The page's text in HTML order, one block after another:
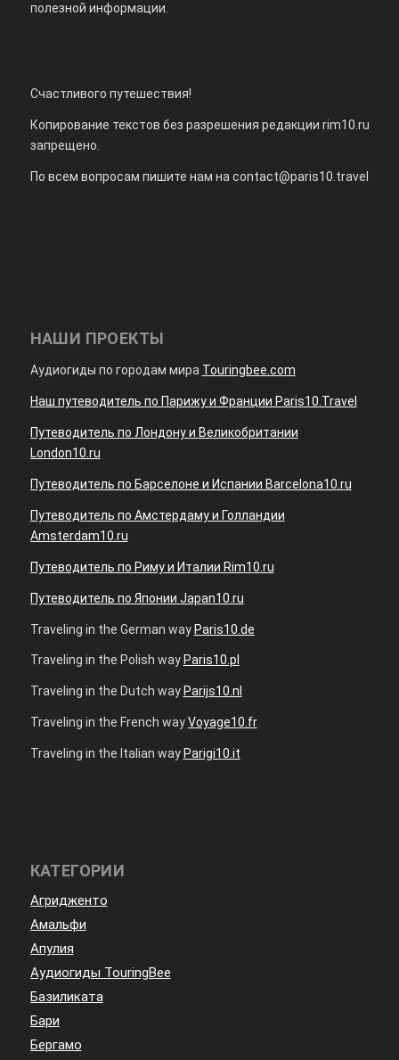
полезной информации.
Счастливого путешествия!
Копирование текстов без разрешения редакции rim10.ru
запрещено.
По всем вопросам пишите нам на contact@paris10.travel
НАШИ ПРОЕКТЫ
Аудиогиды по городам мира Touringbee.com
Наш путеводитель по Парижу и Франции Paris10.Travel
Путеводитель по Лондону и Великобритании
London10.ru
Путеводитель по Барселоне и Испании Barcelona10.ru
Путеводитель по Амстердаму и Голландии
Amsterdam10.ru
Путеводитель по Риму и Италии Rim10.ru
Путеводитель по Японии Japan10.ru
Traveling in the German wayParis10.de
Traveling in the Polish way Paris10.pl
Traveling in the Dutch way Parijs10.nl
Traveling in the French wayVoyage10.fr
Traveling in the Italian way Parigi10.it
КАТЕГОРИИ
Агридженто
Амальфи
Апулия
Аудиогиды TouringBee
Базиликата
Бари
Бергамо